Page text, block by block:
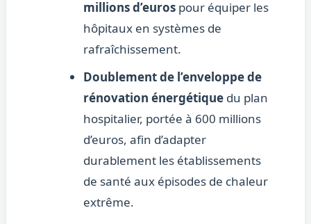
millions d’eurospour équiper les
hôpitaux en systèmes de
rafraîchissement.
Doublement de l’enveloppe de
rénovation énergétiquedu plan
hospitalier, portée à 600 millions
d’euros, afin d’adapter
durablement les établissements
de santé aux épisodes de chaleur
extrême.